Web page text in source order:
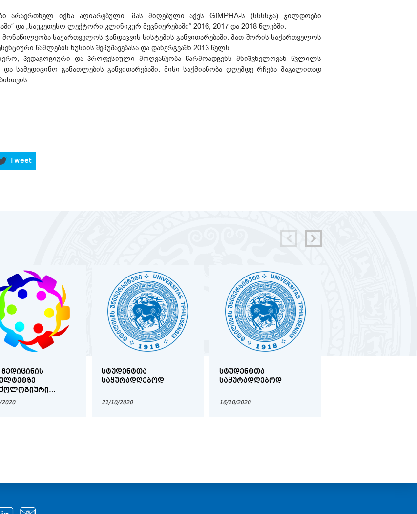
არაერთხელ იქნა აღიარებული. მას მიღებული აქვს GIMPHA-ს (სსსსჯა) ჯილდოები
და „საუკეთესო ლექტორი კლინიკურ მეცნიერებაში“ 2016, 2017 და 2018 წლებში.
საქართველოს ჯანდაცვის სისტემის განვითარებაში, მათ შორის საქართველოს
წამლების ნუსხის შემუშავებასა და დანერგვაში 2013 წელს.
პედაგოგიური და პროფესიული მოღვაწეობა წარმოადგენს მნიშვნელოვან წვლილს
სამედიცინო განათლების განვითარებაში. მისი საქმიანობა დღემდე რჩება მაგალითად
Tweet
2020
ᲡᲢᲣᲓᲔᲜᲢᲗᲐ
ᲡᲐᲧᲣᲠᲐᲓᲦᲔᲑᲝᲓ
21/10/2020
ᲡᲢᲣᲓᲔᲜᲢᲗᲐ
ᲡᲐᲧᲣᲠᲐᲓᲦᲔᲑᲝᲓ
16/10/2020